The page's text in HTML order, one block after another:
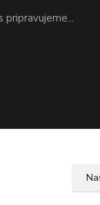
pripravujeme...